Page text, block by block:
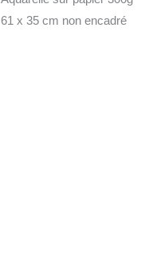
61 x 35 cm non encadré